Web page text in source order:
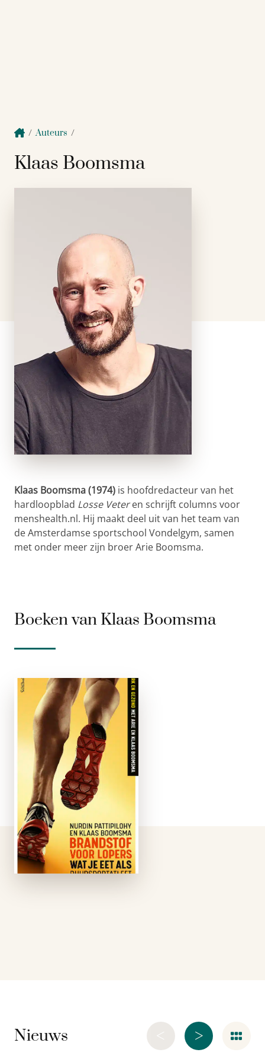
/Auteurs /
Klaas Boomsma
Klaas Boomsma (1974) is hoofdredacteur van het
hardloopblad Losse Veteren schrijft columns voor
menshealth.nl. Hij maakt deel uit van het team van
de Amsterdamse sportschool Vondelgym, samen
met onder meer zijn broer Arie Boomsma.
Boeken van Klaas Boomsma
Brandstof voor
lopers
e-boek
Sterk en gezond met
Arie en Klaas
Boomsma Nurdin
Pattipilohy is
voedingsdeskundige
en trainer bij de
Amsterdamse
Vondelgym en heeft
helemaal niets met
hardlopen. Klaas
Nieuws >
<